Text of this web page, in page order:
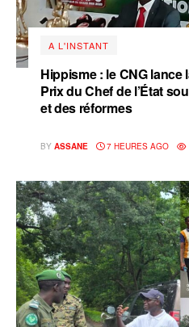
A L'INSTANT
Hippisme : le CNG lance
Prix du Chef de l’État
et des réformes
BY ASSANE 7 HEURES AGO